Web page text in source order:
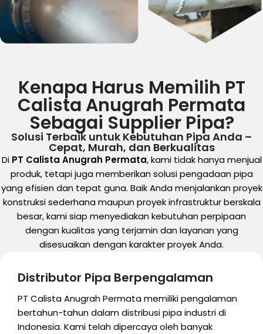
Kenapa Harus Memilih PT
Calista Anugrah Permata
Sebagai Supplier Pipa?
Solusi Terbaik untuk Kebutuhan Pipa Anda –
Cepat, Murah, dan Berkualitas
Di PT Calista Anugrah Permata, kami tidak hanya menjual
produk, tetapi juga memberikan solusi pengadaan pipa
yang efisien dan tepat guna. Baik Anda menjalankan proyek
konstruksi sederhana maupun proyek infrastruktur berskala
besar, kami siap menyediakan kebutuhan perpipaan
dengan kualitas yang terjamin dan layanan yang
disesuaikan dengan karakter proyek Anda.
Distributor Pipa Berpengalaman
PT Calista Anugrah Permata memiliki pengalaman
bertahun-tahun dalam distribusi pipa industri di
Indonesia. Kami telah dipercaya oleh banyak